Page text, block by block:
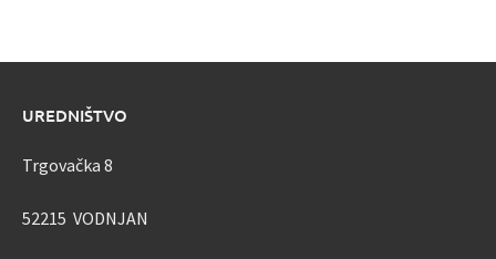
UREDNIŠTVO
Trgovačka 8
52215 VODNJAN